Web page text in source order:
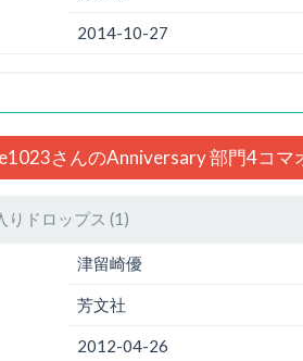
2014-10-27
さんのAnniversary 部門4コマ
りドロップス (1)
津留崎優
芳文社
2012-04-26